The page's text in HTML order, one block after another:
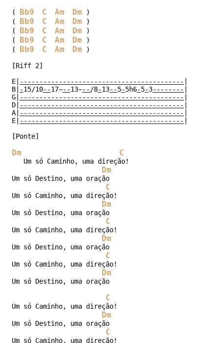
( Bb9 C Am Dm )
( Bb9 C Am Dm )
( Bb9 C Am Dm )
( Bb9 C Am Dm )
( Bb9 C Am Dm )
[Riff 2]
E|
------------------------------------------
B|
-15/10--17~--13~-- /8-13--5-5h6-5-3--------
G|
------------------------------------------
D|
------------------------------------------
A|
------------------------------------------
E|
------------------------------------------
[Ponte]
Dm C
   Um só Caminho, uma direção!
Dm
Um só Destino, uma oração
C
Um só Caminho, uma direção!
Dm
Um só Destino, uma oração
C
Um só Caminho, uma direção!
Dm
Um só Destino, uma oração
C
Um só Caminho, uma direção!
Dm
Um só Destino, uma oração
C
Um só Caminho, uma direção!
Dm
Um só Destino, uma oração
C
Um só Caminho, uma direção!